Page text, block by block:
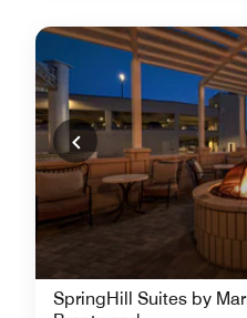
SpringHill Suites by